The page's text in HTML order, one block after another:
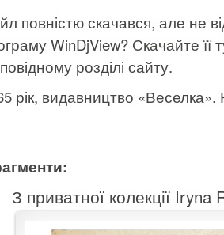
повністю скачався, але не
WinDjView? Скачайте її
розділі сайту.
рік, видавництво «Веселка».
З приватної колекції Iryna